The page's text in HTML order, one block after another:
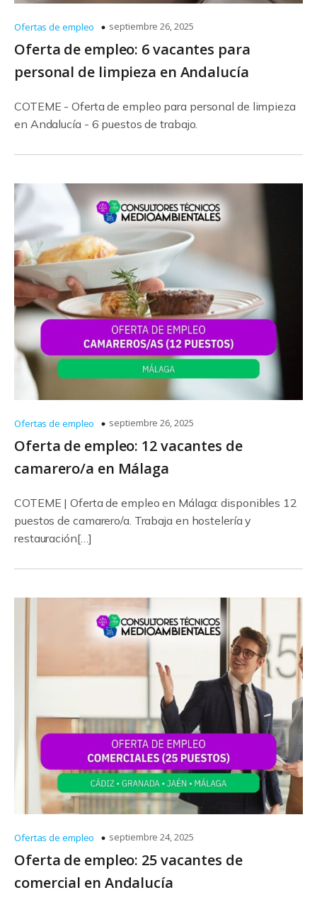
Ofertas de empleo septiembre 26, 2025
Oferta de empleo: 6 vacantes para
personal de limpieza en Andalucía
COTEME - Oferta de empleo para personal de limpieza
en Andalucía - 6 puestos de trabajo.
Ofertas de empleo septiembre 26, 2025
Oferta de empleo: 12 vacantes de
camarero/a en Málaga
COTEME | Oferta de empleo en Málaga: disponibles 12
puestos de camarero/a. Trabaja en hostelería y
restauración[…]
Ofertas de empleo septiembre 24, 2025
Oferta de empleo: 25 vacantes de
comercial en Andalucía